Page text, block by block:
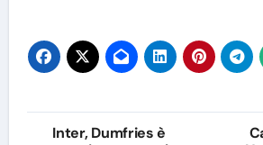
Navigazione
Inter, Dumfries è